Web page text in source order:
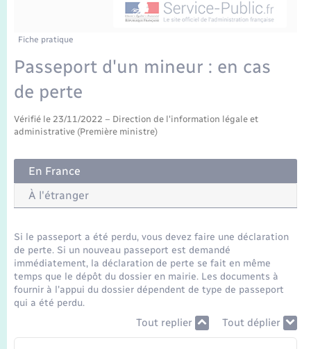
Mariage – PACS
Parrainage civil
Recensement
Fiche pratique
Passeport d'un mineur : en cas
de perte
Vérifié le 23/11/2022 – Direction de l'information légale et
administrative (Première ministre)
En France
À l'étranger
Si le passeport a été perdu, vous devez faire une déclaration
de perte. Si un nouveau passeport est demandé
immédiatement, la déclaration de perte se fait en même
temps que le dépôt du dossier en mairie. Les documents à
fournir à l'appui du dossier dépendent de type de passeport
qui a été perdu.
Tout replier Tout déplier